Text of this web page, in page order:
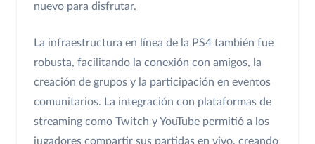
nuevo para disfrutar.
La infraestructura en línea de la PS4 también fue
robusta, facilitando la conexión con amigos, la
creación de grupos y la participación en eventos
comunitarios. La integración con plataformas de
streaming como Twitch y YouTube permitió a los
jugadores compartir sus partidas en vivo, creando